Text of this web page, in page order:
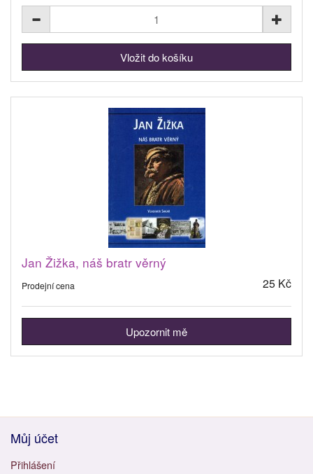
Jan Žižka, náš bratr věrný
Prodejní cena 25 Kč
Upozornit mě
Můj účet
Přihlášení